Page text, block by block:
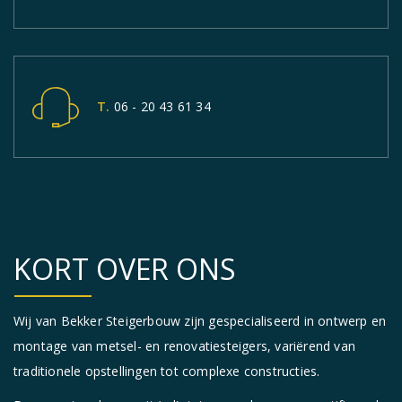
T. 06 - 20 43 61 34
KORT OVER ONS
Wij van Bekker Steigerbouw zijn gespecialiseerd in ontwerp en
montage van metsel- en renovatiesteigers, variërend van
traditionele opstellingen tot complexe constructies.